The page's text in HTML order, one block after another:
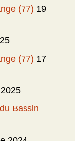
(77) 19
(77) 17
Bassin